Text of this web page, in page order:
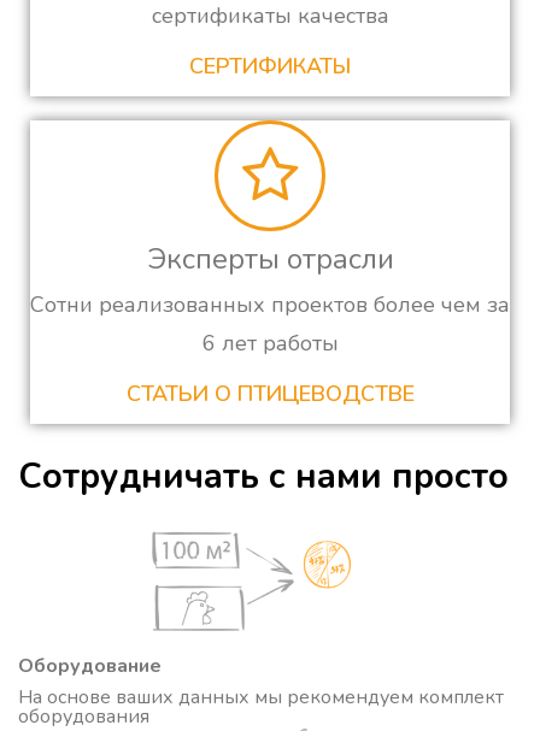
сертификаты качества
СЕРТИФИКАТЫ
Эксперты отрасли
Сотни реализованных проектов более чем за
6 лет работы
СТАТЬИ О ПТИЦЕВОДСТВЕ
Сотрудничать с нами просто
Оборудование
На основе ваших данных мы рекомендуем комплект
оборудования